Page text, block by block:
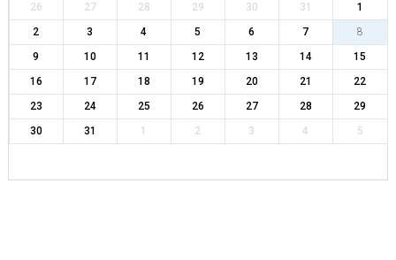
26 27 28 29 30 31
1
2
3 4 5 6 7
8
9
10 11 12 13 14
15
16
17 18 19 20 21
22
23
24 25 26 27 28
29
30
31 1 2 3 4 5